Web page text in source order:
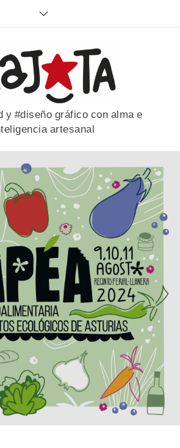
y #diseño gráfico con alma e
artesanal